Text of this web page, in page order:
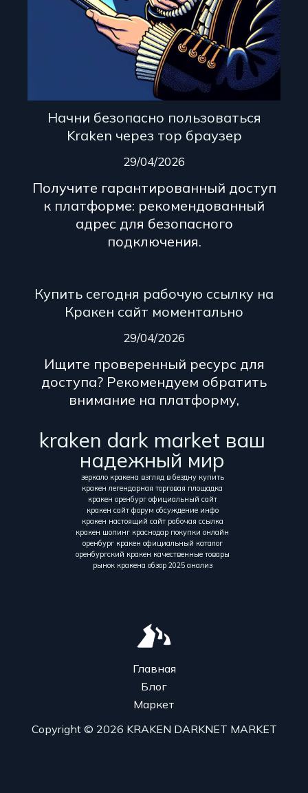
Начни безопасно пользоваться
Kraken через тор браузер
29/04/2026
Получите гарантированный доступ
к платформе: рекомендованный
адрес для безопасного
подключения.
Купить сегодня рабочую ссылку на
Кракен сайт моментально
29/04/2026
Ищите проверенный ресурс для
доступа? Рекомендуем обратить
внимание на платформу,
kraken dark market ваш
надежный мир
зеркало кракена взгляд в бездну купить
кракен легендарная торговая площадка
кракен оренбург официальный сайт
кракен сайт форум обсуждение инфо
кракен настоящий сайт рабочая ссылка
кракен шопинг краснодар покупки онлайн
оренбург кракен официальный каталог
оренбургский кракен качественные товары
рынок кракена обзор 2025 анализ
Главная
Блог
Маркет
Copyright © 2026 KRAKEN DARKNET MARKET